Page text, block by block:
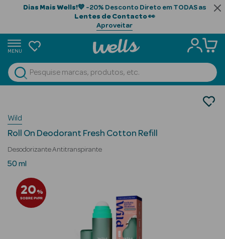
Dias Mais Wells!💙 -20% Desconto Direto em TODAS as
Lentes de Contacto👀
Aproveitar
MENU
Ver Tudo
Beauty Season
Cabelo
Beauty Season
Beauty Season
Cosmética
Desodorizantes
Wild
Roll On Deodorant Fresh Cotton Refill
Desodorizante Antitranspirante
50 ml
20%
SOBRE PVPR